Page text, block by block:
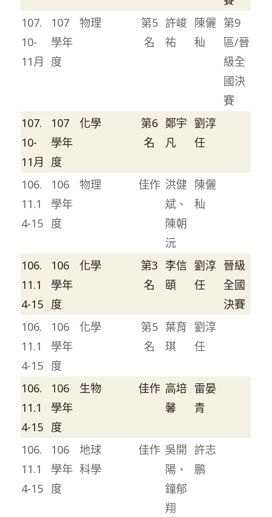
107.
10-
11月
107
學年
度
物理
第5
名
許峻
祐
陳儷
秈
第9
區/晉
級全
國決
賽
107.
10-
11月
107
學年
度
化學
第6
名
鄭宇
凡
劉淳
任
106.
11.1
4-15
106
學年
度
物理 佳作 洪健
斌、
陳朝
沅
陳儷
秈
106.
11.1
4-15
106
學年
度
化學
第3
名
李信
頤
劉淳
任
晉級
全國
決賽
106.
11.1
4-15
106
學年
度
化學
第5
名
葉育
琪
劉淳
任
106.
11.1
4-15
106
學年
度
生物 佳作 高培
馨
雷晏
青
106.
11.1
4-15
106
學年
度
地球
科學
佳作 吳開
陽、
鐘郁
翔
許志
鵬